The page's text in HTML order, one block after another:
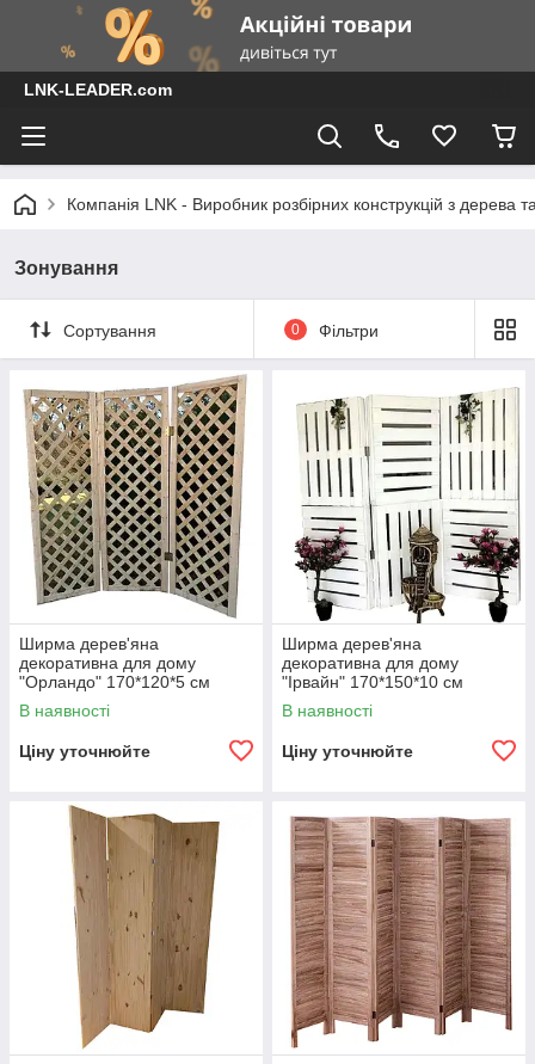
LNK-LEADER.com
Компанія LNK - Виробник розбірних конструкцій з дерева
Зонування
Сортування 0 Фільтри
Ширма дерев'яна
декоративна для дому
"Орландо" 170*120*5 см
В наявності
Ціну уточнюйте
Ширма дерев'яна
декоративна для дому
"Ірвайн" 170*150*10 см
В наявності
Ціну уточнюйте